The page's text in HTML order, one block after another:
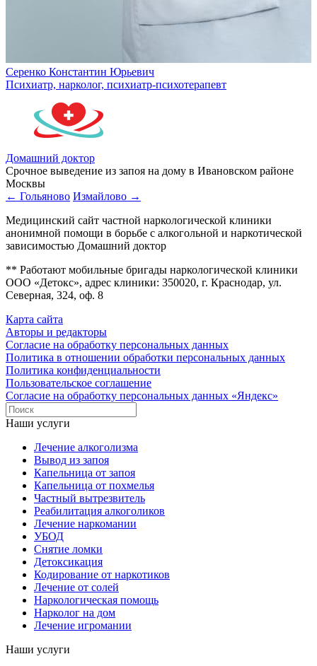
Серенко Константин Юрьевич
Психиатр, нарколог, психиатр-психотерапевт
Домашний доктор
Срочное выведение из запоя на дому в Ивановском районе
Москвы
← Гольяново Измайлово →
Медицинский сайт частной наркологической клиники
анонимной помощи в борьбе с алкогольной и наркотической
зависимостью Домашний доктор
** Работают мобильные бригады наркологической клиники
ООО «Детокс», адрес клиники: 350020, г. Краснодар, ул.
Северная, 324, оф. 8
Карта сайта
Авторы и редакторы
Согласие на обработку персональных данных
Политика в отношении обработки персональных данных
Политика конфиденциальности
Пользовательское соглашение
Согласие на обработку персональных данных «Яндекс»
Наши услуги
Лечение алкоголизма
Вывод из запоя
Капельница от запоя
Капельница от похмелья
Частный вытрезвитель
Реабилитация алкоголиков
Лечение наркомании
УБОД
Снятие ломки
Детоксикация
Кодирование от наркотиков
Лечение от солей
Наркологическая помощь
Нарколог на дом
Лечение игромании
Наши услуги